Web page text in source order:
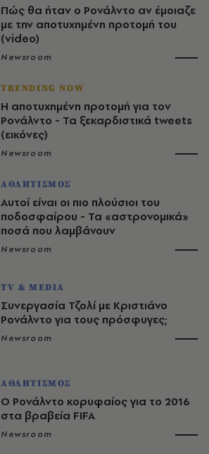
Πώς θα ήταν ο Ρονάλντο αν έμοιαζε
με την αποτυχημένη προτομή του
(video)
Newsroom
TRENDING NOW
Η αποτυχημένη προτομή για τον
Ρονάλντο - Τα ξεκαρδιστικά tweets
(εικόνες)
Newsroom
ΑΘΛΗΤΙΣΜΟΣ
Αυτοί είναι οι πιο πλούσιοι του
ποδοσφαίρου - Τα «αστρονομικά»
ποσά που λαμβάνουν
Newsroom
TV & MEDIA
Συνεργασία Τζολί με Κριστιάνο
Ρονάλντο για τους πρόσφυγες;
Newsroom
ΑΘΛΗΤΙΣΜΟΣ
Ο Ρονάλντο κορυφαίος για το 2016
στα βραβεία FIFA
Newsroom